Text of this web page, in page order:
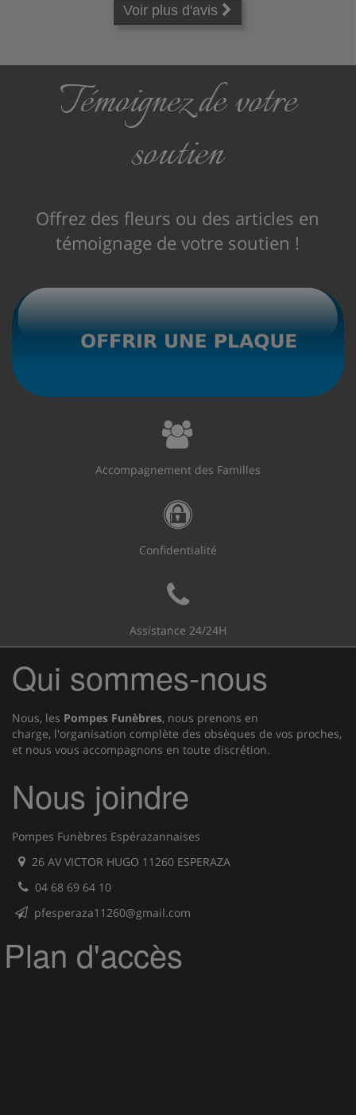
Voir plus d'avis
Témoignez de votre
soutien
Offrez des fleurs ou des articles en
témoignage de votre soutien !
Accompagnement des Familles
Confidentialité
Assistance 24/24H
Qui sommes-nous
Nous, les Pompes Funèbres, nous prenons en
charge, l'organisation complète des obsèques de vos proches,
et nous vous accompagnons en toute discrétion.
Nous joindre
Pompes Funèbres Espérazannaises
26 AV VICTOR HUGO 11260 ESPERAZA
04 68 69 64 10
pfesperaza11260@gmail.com
Plan d'accès